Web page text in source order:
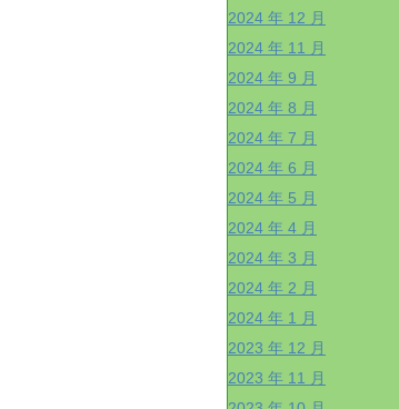
2024 年 12 月
2024 年 11 月
2024 年 9 月
2024 年 8 月
2024 年 7 月
2024 年 6 月
2024 年 5 月
2024 年 4 月
2024 年 3 月
2024 年 2 月
2024 年 1 月
2023 年 12 月
2023 年 11 月